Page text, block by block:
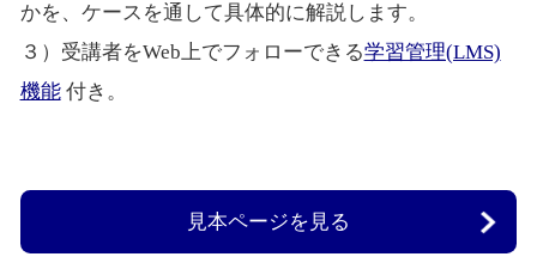
かを、ケースを通して具体的に解説します。
３）受講者をWeb上でフォローできる学習管理(LMS)
機能付き。
見本ページを見る